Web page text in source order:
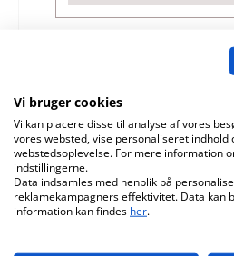
Vi bruger cookies
Vi kan placere disse til analyse af vores
vores websted, vise personaliseret indhold
webstedsoplevelse. For mere information
indstillingerne.
Data indsamles med henblik på
reklamekampagners effektivitet. Data kan
information kan findes her.